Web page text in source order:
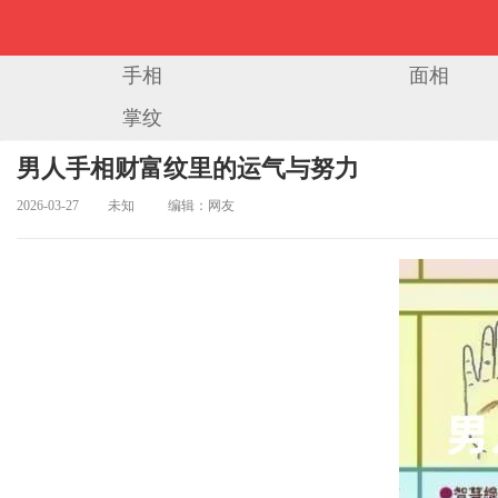
手相
面相
掌纹
首页>手相图解
男人手相财富纹里的运气与努力
2026-03-27 未知 编辑：网友